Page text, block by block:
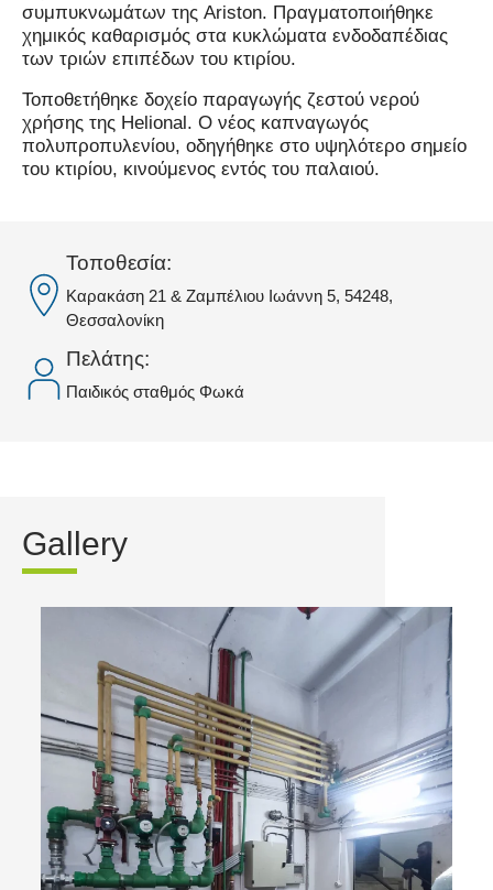
συμπυκνωμάτων της Ariston. Πραγματοποιήθηκε
χημικός καθαρισμός στα κυκλώματα ενδοδαπέδιας
των τριών επιπέδων του κτιρίου.
Τοποθετήθηκε δοχείο παραγωγής ζεστού νερού
χρήσης της Helional. Ο νέος καπναγωγός
πολυπροπυλενίου, οδηγήθηκε στο υψηλότερο σημείο
του κτιρίου, κινούμενος εντός του παλαιού.
Τοποθεσία:
Καρακάση 21 & Ζαμπέλιου Ιωάννη 5, 54248,
Θεσσαλονίκη
Πελάτης:
Παιδικός σταθμός Φωκά
Gallery